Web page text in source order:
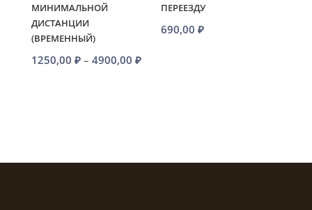
МИНИМАЛЬНОЙ
ДИСТАНЦИИ
(ВРЕМЕННЫЙ)
1250,00 ₽ – 4900,00 ₽Диапазон
ПЕРЕЕЗДУ
690,00₽